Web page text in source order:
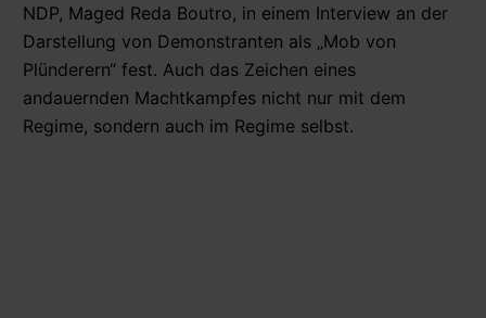
NDP, Maged Reda Boutro, in einem Interview an der
Darstellung von Demonstranten als „Mob von
Plünderern“ fest. Auch das Zeichen eines
andauernden Machtkampfes nicht nur mit dem
Regime, sondern auch im Regime selbst.